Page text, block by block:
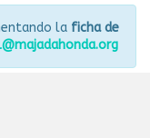
la ficha de